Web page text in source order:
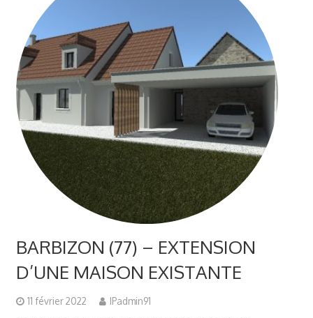
Contact
BARBIZON (77) – EXTENSION
D’UNE MAISON EXISTANTE
11 février 2022 IPadmin91